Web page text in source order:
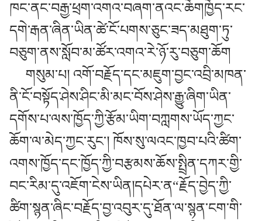
ཁང་ནང་བརྒྱ་ཕྲག་འགའ་བཞག་ནའང་ཆོགཁྱོད་རང་
དགེ་རྒན་ཞིན་ཡིན་ཚེ་ངོ་པགས་ཅུང་ཟད་མཐུག་ཏུ་
བཅུག་ནས་སློབ་མ་ཚོར་འགའ་རེ་ཉོ་རུ་བཅུག་ཆོག
གསུམ་པ། འགོ་བརྗོད་དང་མཇུག་བྱང་འབྲི་མཁན་
ནི་ངོ་བསྟོད་ཤེས་ཤིང་མི་མང་བོས་ཤེས་རྒྱུ་ཞིག་ཡིན་
དགོས་པ་ལས་ཁྱོད་ཀྱི་རྩོམ་ཡིག་བཀླགས་ཡོད་ཀྱང་
ཆོག་ལ་མེད་ཀྱང་རུང་། ཁོས་སུ་ལའང་ཁྱབ་པའི་ཚིག་
འགས་ཁྱོད་དང་ཁྱོད་ཀྱི་བརྩམས་ཆོས་སྤྲིན་དཀར་གྱི་
བང་རིམ་དུ་འཇོག་ངེས་ཡིན།དཔེར་ན“རྗོད་བྱེད་ཀྱི་
ཚིག་སྙན་ཞིང་བརྗོད་བྱ་འབུར་དུ་ཐོན་ལ་སྙན་ངག་གི་